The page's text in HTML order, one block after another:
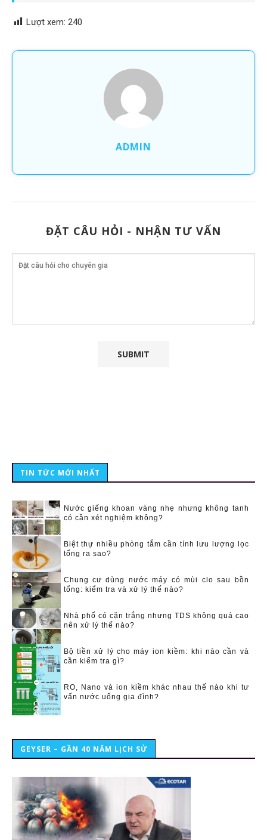
Lượt xem: 240
ADMIN
ĐẶT CÂU HỎI - NHẬN TƯ VẤN
TIN TỨC MỚI NHẤT
Nước giếng khoan vàng nhẹ nhưng không tanh
có cần xét nghiệm không?
Biệt thự nhiều phòng tắm cần tính lưu lượng lọc
tổng ra sao?
Chung cư dùng nước máy có mùi clo sau bồn
tổng: kiểm tra và xử lý thế nào?
Nhà phố có cặn trắng nhưng TDS không quá cao
nên xử lý thế nào?
Bộ tiền xử lý cho máy ion kiềm: khi nào cần và
cần kiểm tra gì?
RO, Nano và ion kiềm khác nhau thế nào khi tư
vấn nước uống gia đình?
GEYSER – GẦN 40 NĂM LỊCH SỬ